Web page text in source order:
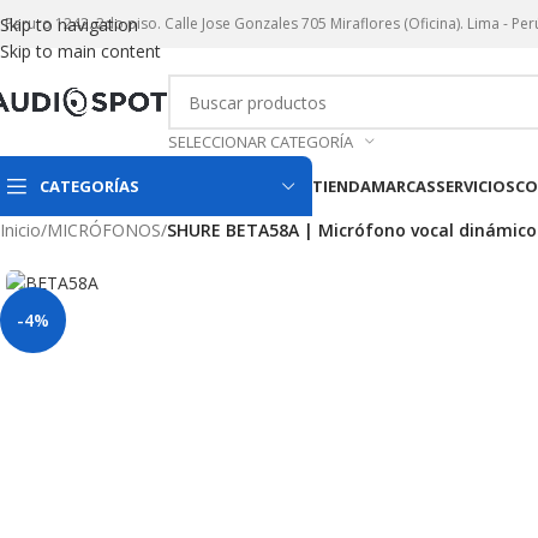
Skip to navigation
Skip to main content
Paruro 1242. 2do piso. Calle Jose Gonzales 705 Miraflores (Oficina). Lima -
SELECCIONAR CATEGORÍA
CATEGORÍAS TIENDAMARCASSERVICIOS
Inicio/MICRÓFONOS/SHURE BETA58A | Micrófono vocal dinámico
-4%